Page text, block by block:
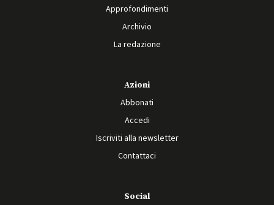
Approfondimenti
Archivio
La redazione
Azioni
Abbonati
Accedi
Iscriviti alla newsletter
Contattaci
Social